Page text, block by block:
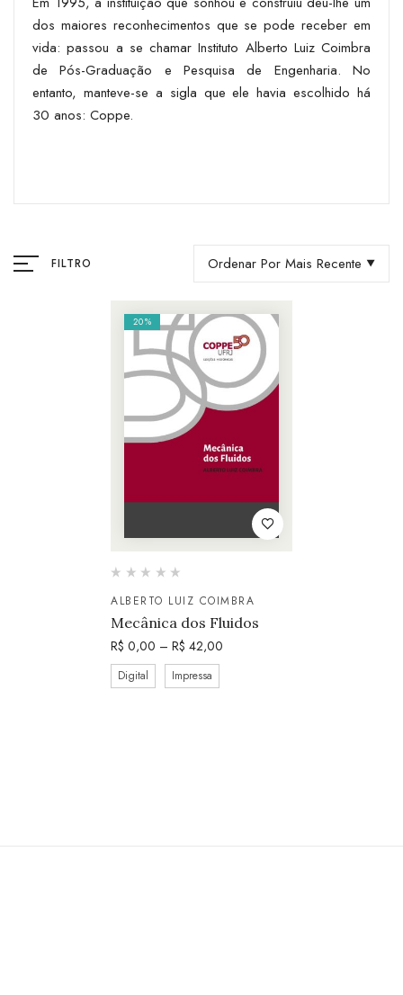
dos maiores reconhecimentos que se pode receber em
vida: passou a se chamar Instituto Alberto Luiz Coimbra
de Pós-Graduação e Pesquisa de Engenharia. No
entanto, manteve-se a sigla que ele havia escolhido há
30 anos: Coppe.
FILTRO Ordenar Por Mais Recente
20%
ALBERTO LUIZ COIMBRA
Mecânica dos Fluidos
R$ 0,00 – R$ 42,00
Digital Impressa